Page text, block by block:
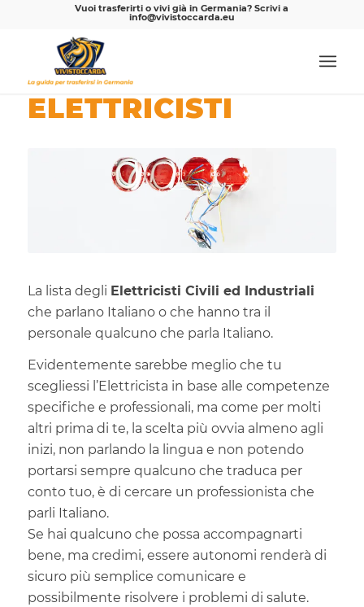
Vuoi trasferirti o vivi già in Germania? Scrivi a
info@vivistoccarda.eu
ELETTRICISTI
La lista degli Elettricisti Civili ed Industriali
che parlano Italiano o che hanno tra il
personale qualcuno che parla Italiano.
Evidentemente sarebbe meglio che tu
scegliessi l’Elettricista in base alle competenze
specifiche e professionali, ma come per molti
altri prima di te, la scelta più ovvia almeno agli
inizi, non parlando la lingua e non potendo
portarsi sempre qualcuno che traduca per
conto tuo, è di cercare un professionista che
parli Italiano.
Se hai qualcuno che possa accompagnarti
bene, ma credimi, essere autonomi renderà di
sicuro più semplice comunicare e
possibilmente risolvere i problemi di salute.